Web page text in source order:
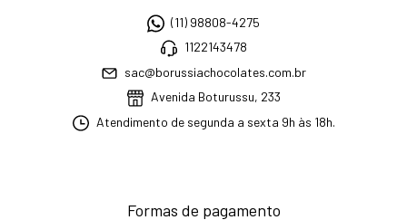
(11) 98808-4275
1122143478
sac@borussiachocolates.com.br
Avenida Boturussu, 233
Atendimento de segunda a sexta 9h às 18h.
Formas de pagamento